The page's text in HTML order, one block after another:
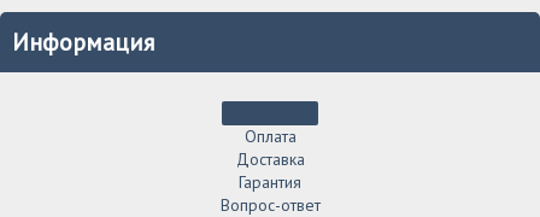
Информация
Оплата
Доставка
Гарантия
Вопрос-ответ